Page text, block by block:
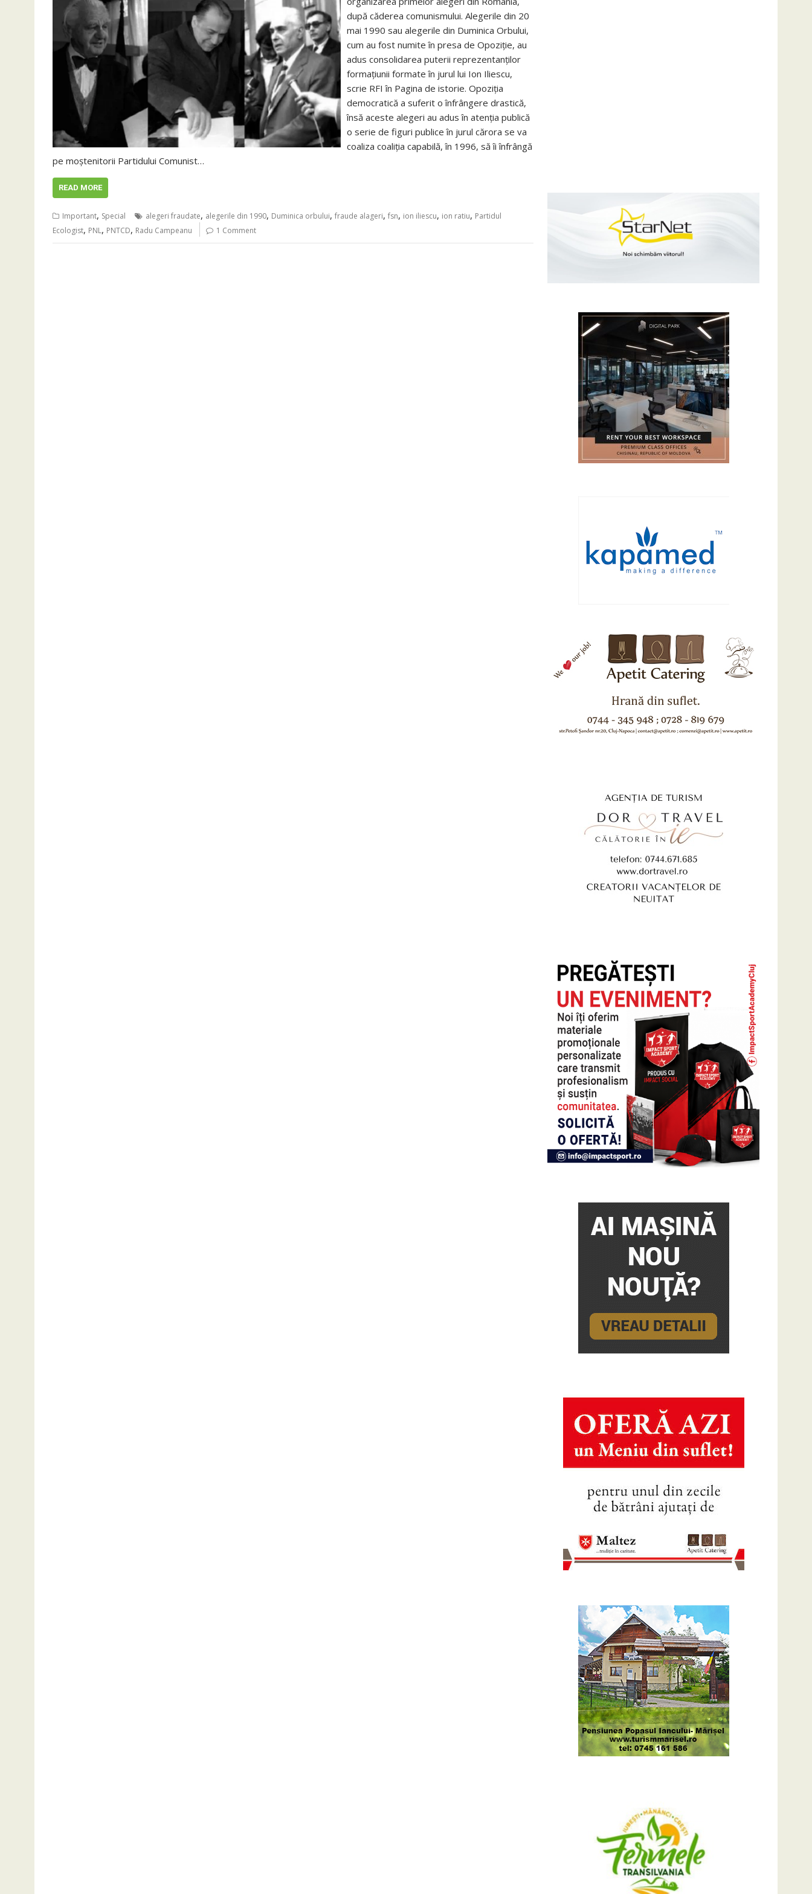
după căderea comunismului. Alegerile din 20
mai 1990 sau alegerile din Duminica Orbului,
cum au fost numite în presa de Opoziție, au
adus consolidarea puterii reprezentanților
formațiunii formate în jurul lui Ion Iliescu,
scrie RFI în Pagina de istorie. Opoziția
democratică a suferit o înfrângere drastică,
însă aceste alegeri au adus în atenția publică
o serie de figuri publice în jurul cărora se va
coaliza coaliția capabilă, în 1996, să îi înfrângă
pe moștenitorii Partidului Comunist…
READ MORE
Important, Special alegeri fraudate, alegerile din 1990, Duminica orbului, fraude alageri, fsn, ion iliescu, ion ratiu, Partidul
Ecologist, PNL, PNTCD, Radu Campeanu 1 Comment